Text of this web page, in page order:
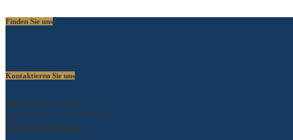
Finden Sie uns
Kontaktieren Sie uns
info@leckel.com
Tel.: 06233 – 778 75 05
Kontaktformular